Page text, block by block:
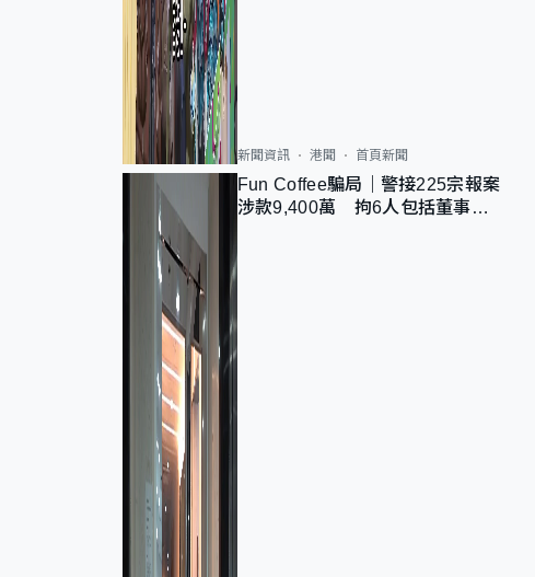
新聞資訊 港聞 首頁新聞
Fun Coffee騙局｜警接225宗報案
涉款9,400萬 拘6人包括董事股